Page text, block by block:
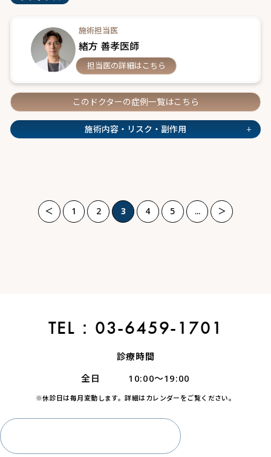
施術担当医
緒方 善孝医師
担当医の詳細はこちら
このドクターの症例一覧はこちら
施術内容・リスク・副作用 +
＜ 1 2 3 4 5 ... ＞
TEL：03-6459-1701
診療時間
全日 10:00～19:00
※休診日は毎月変動します。詳細はカレンダーをご覧ください。